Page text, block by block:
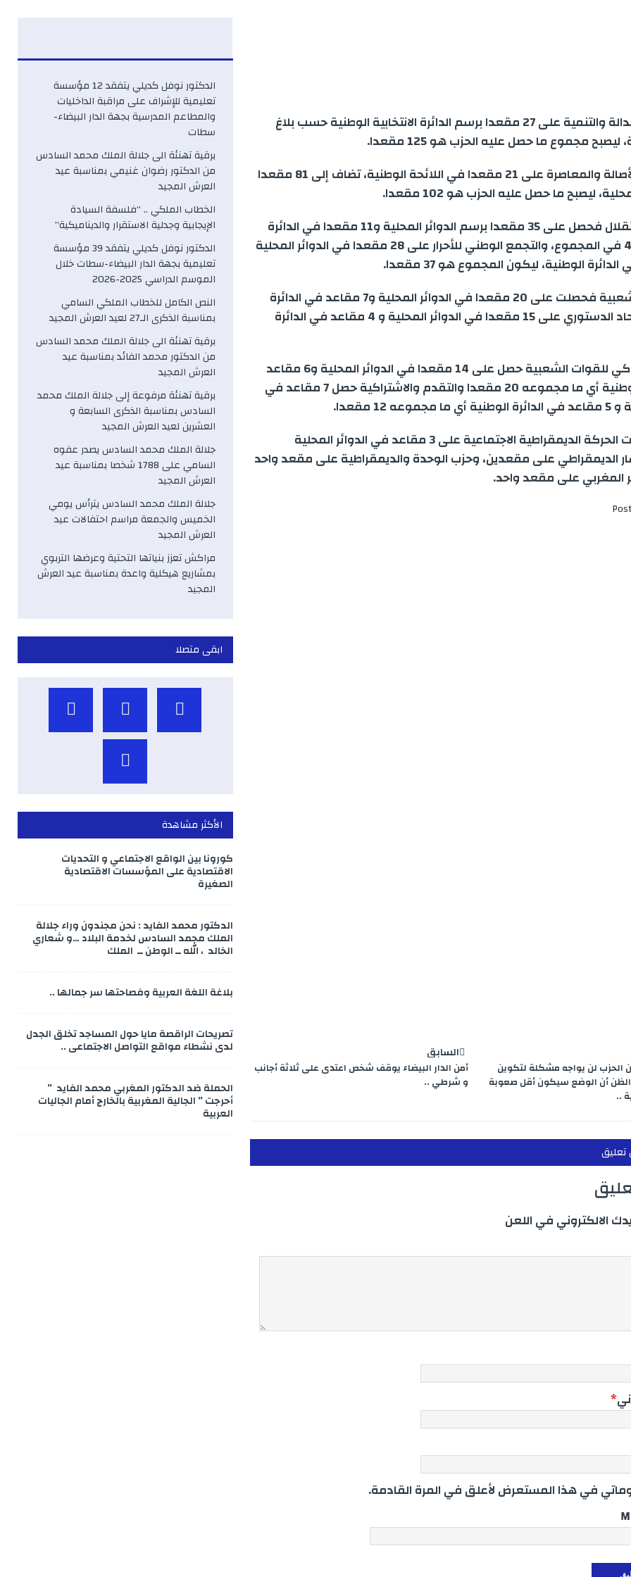
حصل حزب العدالة والتنمية على 27 مقعدا برسم الدائرة الانتخابية الوطنية حسب بلاغ
ليصبح مجموع ما حصل عليه الحزب هو 125 مقعدا
.
وحصل حزب الأصالة والمعاصرة على 21 مقعدا في اللائحة الوطنية، تضاف إلى 81 مقعدا
ليصبح ما حصل عليه الحزب هو 102 مقعدا
.
أما حزب الاستقلال فحصل على 35 مقعدا برسم الدوائر المحلية و11 مقعدا في الدائرة
الوطنية أي 46 في المجموع، والتجمع الوطني للأحرار على 28 مقعدا في الدوائر المحلية
.
أما الحركة الشعبية فحصلت على 20 مقعدا في الدوائر المحلية و7 مقاعد في الدائرة
الوطنية والاتحاد الدستوري على 15 مقعدا في الدوائر المحلية و 4 مقاعد في الدائرة
الاتحاد الاشتراكي للقوات الشعبية حصل على 14 مقعدا في الدوائر المحلية و6 مقاعد
في الدائرة الوطنية أي ما مجموعه 20 مقعدا والتقدم والاشتراكية حصل 7 مقاعد في
12 مقعدا
.
في حين حصلت الحركة الديمقراطية الاجتماعية على 3 مقاعد في الدوائر المحلية
الديمقراطي على مقعدين، وحزب الوحدة والديمقراطية على مقعد واحد
المغربي على مقعد واحد.
السابق
أمن الدار البيضاء يوقف شخص اعتدى على ثلاثة أجانب
و شرطي ..
الحزب لن يواجه مشكلة لتكوين
أن الوضع سيكون أقل صعوبة
..
تعليق
الالكتروني في اللعن
*
في هذا المستعرض لأعلق في المرة القادمة.
الدكتور نوفل كديلي يتفقد 12 مؤسسة
تعليمية للإشراف على مراقبة الداخليات
والمطاعم المدرسية بجهة الدار البيضاء-
سطات
برقية تهنئة الى جلالة الملك محمد السادس
من الدكتور رضوان غنيمي بمناسبة عيد
العرش المجيد
الخطاب الملكي .. “فلسفة السيادة
الإيجابية وجدلية الاستقرار والديناميكية”
الدكتور نوفل كديلي يتفقد 39 مؤسسة
تعليمية بجهة الدار البيضاء-سطات خلال
الموسم الدراسي 2025-2026
النص الكامل للخطاب الملكي السامي
بمناسبة الذكرى الـ27 لعيد العرش المجيد
برقية تهنئة الى جلالة الملك محمد السادس
من الدكتور محمد الفائد بمناسبة عيد
العرش المجيد
برقية تهنئة مرفوعة إلى جلالة الملك محمد
السادس بمناسبة الذكرى السابعة و
العشرين لعيد العرش المجيد
جلالة الملك محمد السادس يصدر عفوه
السامي على 1788 شخصا بمناسبة عيد
العرش المجيد
جلالة الملك محمد السادس يترأس يومي
الخميس والجمعة مراسم احتفالات عيد
العرش المجيد
مراكش تعزز بنياتها التحتية وعرضها التربوي
بمشاريع هيكلية واعدة بمناسبة عيد العرش
المجيد
ابقى متصلا
الأكثر مشاهدة
كورونا بين الواقع الاجتماعي و التحديات
الاقتصادية على المؤسسات الاقتصادية
الصغيرة
الدكتور محمد الفايد : نحن مجندون وراء جلالة
الملك محمد السادس لخدمة البلاد …و شعاري
الخالد ، الله ــ الوطن ــ الملك
بلاغة اللغة العربية وفصاحتها سر جمالها ..
تصريحات الراقصة مايا حول المساجد تخلق الجدل
لدى نشطاء مواقع التواصل الاجتماعي ..
الحملة ضد الدكتور المغربي محمد الفايد ”
أحرجت ” الجالية المغربية بالخارج أمام الجاليات
العربية